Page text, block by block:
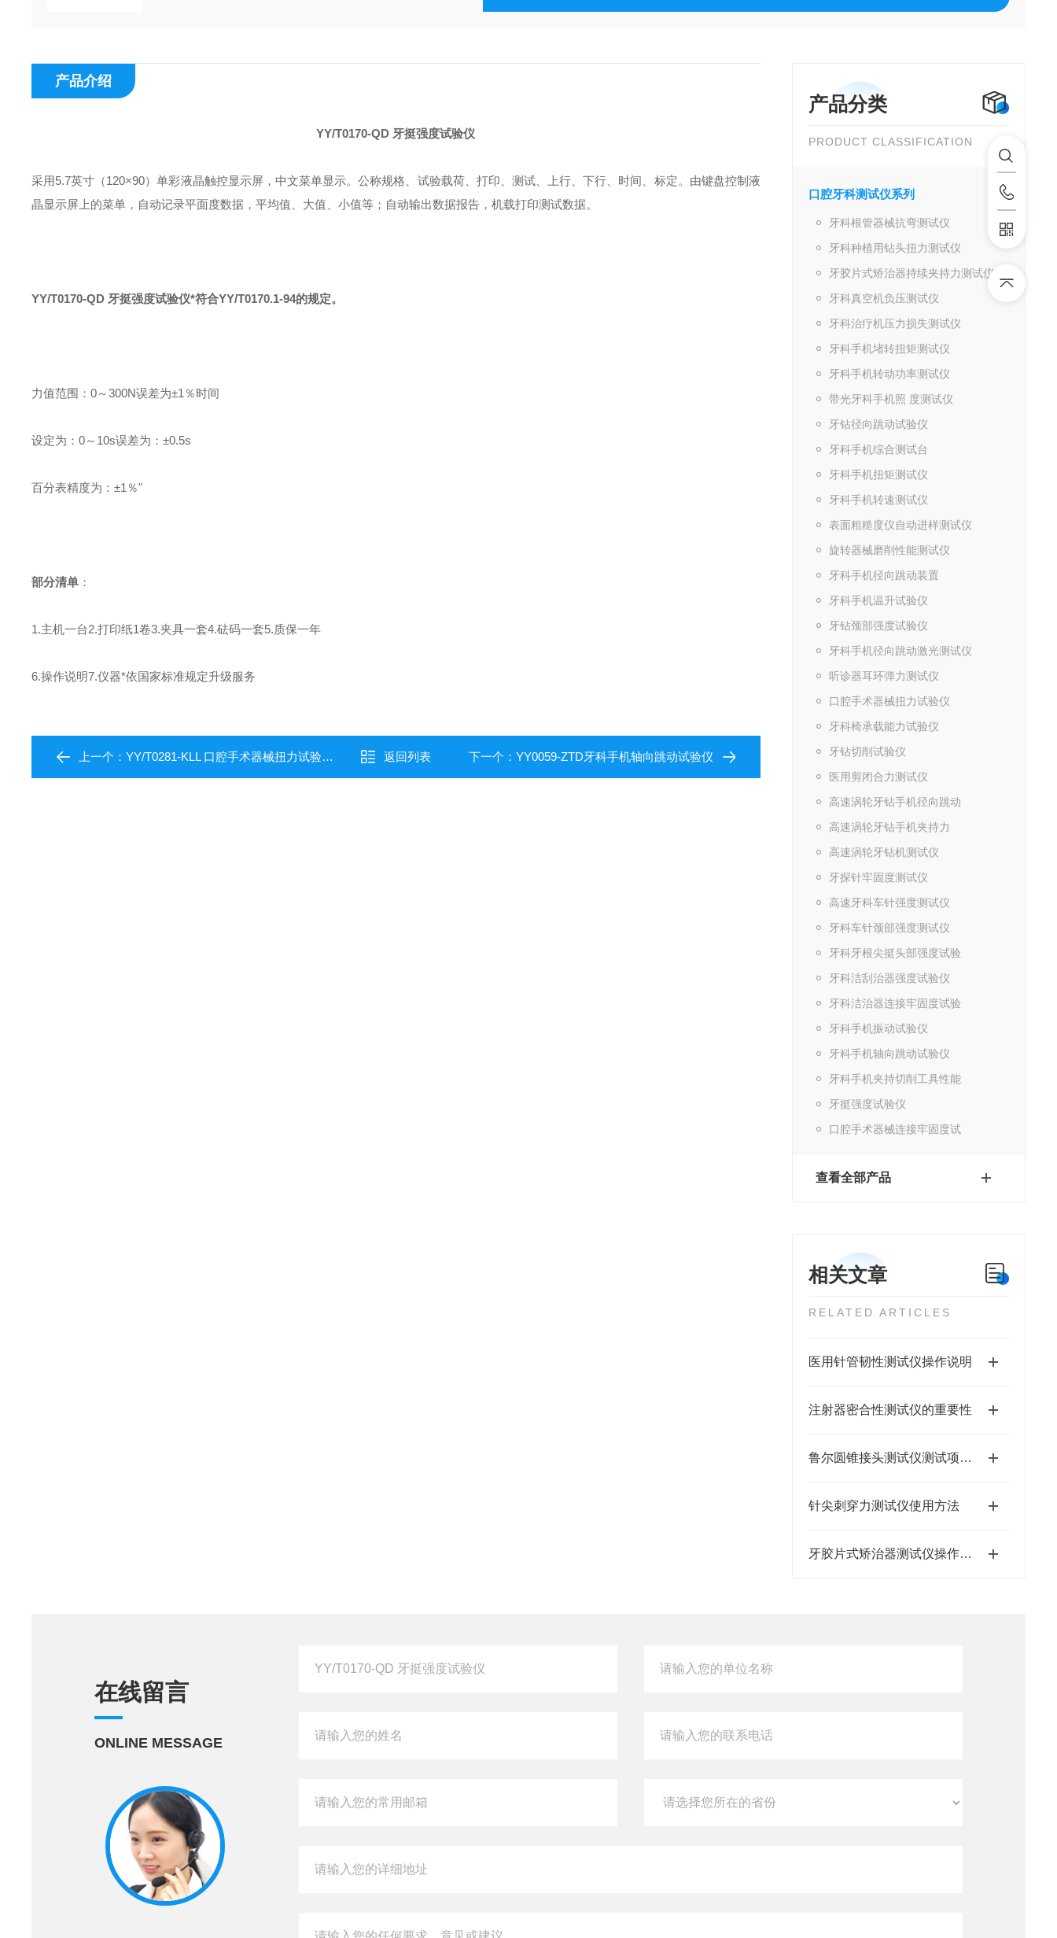
产品分类
PRODUCT CLASSIFICATION
口腔牙科测试仪系列
牙科根管器械抗弯测试仪
牙科种植用钻头扭力测试仪
牙胶片式矫治器持续夹持力测试仪
牙科真空机负压测试仪
牙科治疗机压力损失测试仪
牙科手机堵转扭矩测试仪
牙科手机转动功率测试仪
带光牙科手机照 度测试仪
牙钻径向跳动试验仪
牙科手机综合测试台
牙科手机扭矩测试仪
牙科手机转速测试仪
表面粗糙度仪自动进样测试仪
旋转器械磨削性能测试仪
牙科手机径向跳动装置
牙科手机温升试验仪
牙钻颈部强度试验仪
牙科手机径向跳动激光测试仪
听诊器耳环弹力测试仪
口腔手术器械扭力试验仪
牙科椅承载能力试验仪
牙钻切削试验仪
医用剪闭合力测试仪
高速涡轮牙钻手机径向跳动
高速涡轮牙钻手机夹持力
高速涡轮牙钻机测试仪
牙探针牢固度测试仪
高速牙科车针强度测试仪
牙科车针颈部强度测试仪
牙科牙根尖挺头部强度试验
牙科洁刮治器强度试验仪
牙科洁治器连接牢固度试验
牙科手机振动试验仪
牙科手机轴向跳动试验仪
牙科手机夹持切削工具性能
牙挺强度试验仪
口腔手术器械连接牢固度试
查看全部产品
相关文章
RELATED ARTICLES
医用针管韧性测试仪操作说明
注射器密合性测试仪的重要性
鲁尔圆锥接头测试仪测试项目有这些
针尖刺穿力测试仪使用方法
牙胶片式矫治器测试仪操作规范检查
产品介绍
YY/T0170-QD 牙挺强度试验仪
采用5.7英寸（120×90）单彩液晶触控显示屏，中文菜单显示。公称规格、试验载荷、打印、测试、上行、下行、时间、标定。由键盘控制液
晶显示屏上的菜单，自动记录平面度数据，平均值、大值、小值等；自动输出数据报告，机载打印测试数据。
YY/T0170-QD 牙挺强度试验仪*符合YY/T0170.1-94的规定。
力值范围：0～300N误差为±1％时间
设定为：0～10s误差为：±0.5s
百分表精度为：±1％"
部分清单 ：
1.主机一台2.打印纸1卷3.夹具一套4.砝码一套5.质保一年
6.操作说明7.仪器*依国家标准规定升级服务
上一个： YY/T0281-KLL 口腔手术器械扭力试验仪厂家 返回列表 下一个： YY0059-ZTD牙科手机轴向跳动试验仪
在线留言
ONLINE MESSAGE